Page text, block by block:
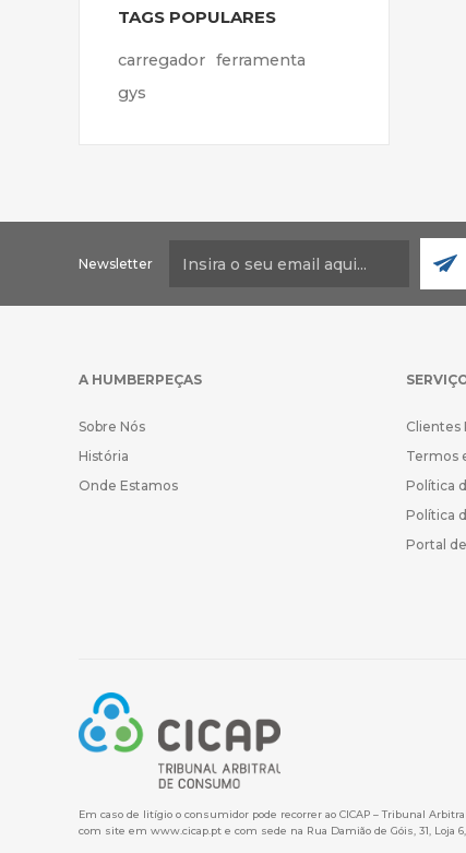
TAGS POPULARES
carregador ferramenta
gys
Newsletter
A HUMBERPEÇAS
Sobre Nós
História
Onde Estamos
Clientes
Termos
Política
Política
Portal
Em caso de litígio o consumidor pode recorrer ao CICAP – Tribunal
com site em www.cicap.pt e com sede na Rua Damião de Góis, 31, Loja